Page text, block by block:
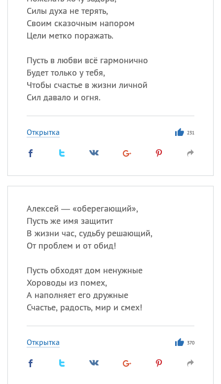
Силы духа не терять,
Своим сказочным напором
Цели метко поражать.
Пусть в любви всё гармонично
Будет только у тебя,
Чтобы счастье в жизни личной
Сил давало и огня.
Открытка 231
Алексей — «оберегающий»,
Пусть же имя защитит
В жизни час, судьбу решающий,
От проблем и от обид!
Пусть обходят дом ненужные
Хороводы из помех,
А наполняет его дружные
Счастье, радость, мир и смех!
Открытка 370